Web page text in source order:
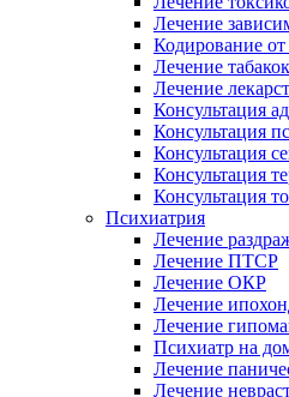
Лечение
Кодирование от
Лечение
Лечение
Консультация
Консультация
Консультация
Консультация
Консультация
Психиатрия
Лечение
Лечение ПТСР
Лечение ОКР
Лечение
Лечение
Психиатр на
Лечение
Лечение